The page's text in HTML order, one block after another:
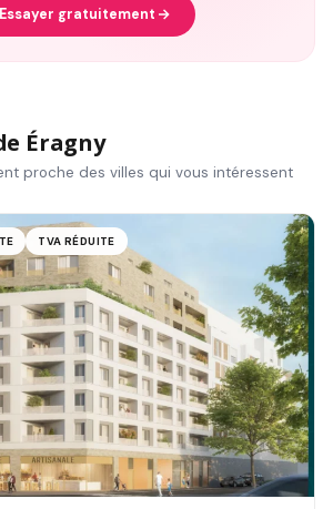
Essayer gratuitement
Éragny
proche des villes qui vous intéressent
TVA RÉDUITE